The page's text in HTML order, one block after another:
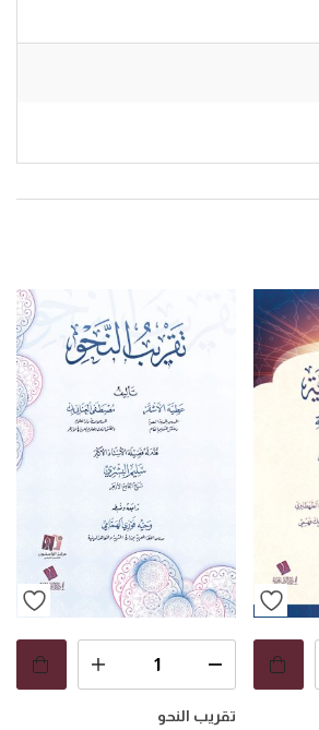
تقريب النحو